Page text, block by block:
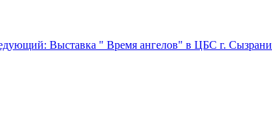
Выставка " Время ангелов" в ЦБС г. Сызрани